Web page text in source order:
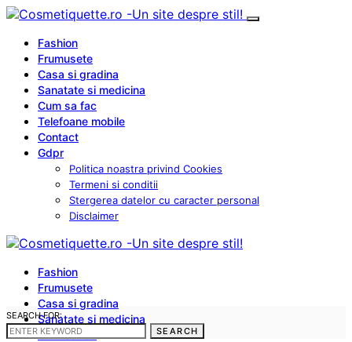
Fashion
Frumusete
Casa si gradina
Sanatate si medicina
Cum sa fac
Telefoane mobile
Contact
Gdpr
Politica noastra privind Cookies
Termeni si conditii
Stergerea datelor cu caracter personal
Disclaimer
Fashion
Frumusete
Casa si gradina
Sanatate si medicina
Cum sa fac
SEARCH FOR:
SEARCH